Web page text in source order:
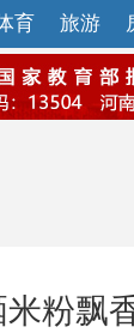
育 旅游
粉飘